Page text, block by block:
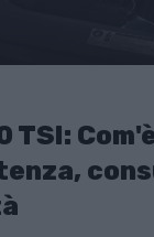
TSI: